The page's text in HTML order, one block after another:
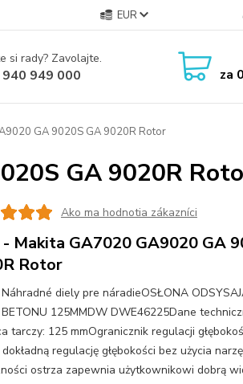
EUR
si rady? Zavolajte.
949 000 za
GA 9020S GA 9020R Rotor
GA 9020R
Ako ma hodnotia zákazníci
Makita GA7020 GA9020 GA
Rotor
diely pre náradieOSŁONA
BETONU 125MMDW DWE46225Dane
tarczy: 125 mmOgranicznik regulacji
regulację głębokości bez użycia
ostrza zapewnia użytkownikowi dobrą